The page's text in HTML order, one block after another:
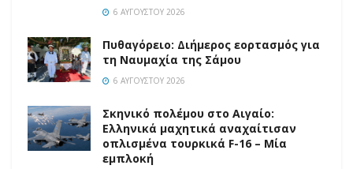
6 ΑΥΓΟΎΣΤΟΥ 2026
Πυθαγόρειο: Διήμερος εορτασμός για
τη Ναυμαχία της Σάμου
6 ΑΥΓΟΎΣΤΟΥ 2026
Σκηνικό πολέμου στο Αιγαίο:
Ελληνικά μαχητικά αναχαίτισαν
οπλισμένα τουρκικά F-16 – Μία
εμπλοκή